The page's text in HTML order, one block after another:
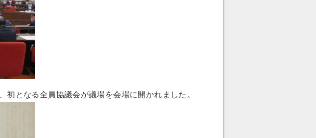
初となる全員協議会が議場を会場に開かれました。